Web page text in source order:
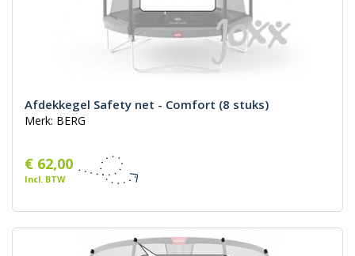
Afdekkegel Safety net - Comfort (8 stuks)
Merk: BERG
€ 62,00
Incl. BTW